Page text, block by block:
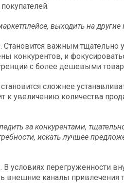
выходить на
важным тщательно
конкурентов, и
с более дешевыми
сложнее
к увеличению количества
за конкурентами,
искать лучшее
перегруженности
внешние каналы привлечения